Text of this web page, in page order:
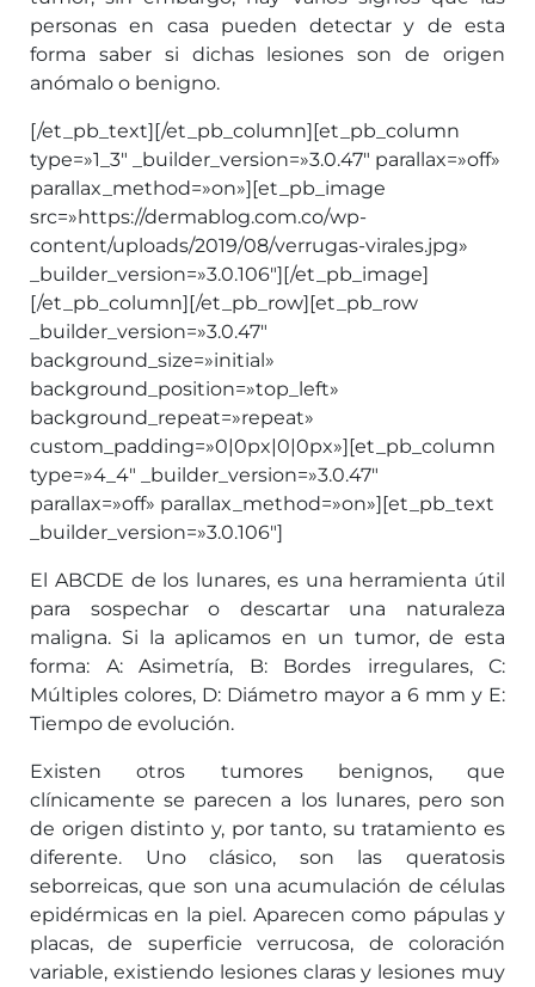
personas en casa pueden detectar y de esta
forma saber si dichas lesiones son de origen
anómalo o benigno.
[/et_pb_text][/et_pb_column][et_pb_column
type=»1_3″ _builder_version=»3.0.47″ parallax=»off»
parallax_method=»on»][et_pb_image
src=»https://dermablog.com.co/wp-
content/uploads/2019/08/verrugas-virales.jpg»
_builder_version=»3.0.106″][/et_pb_image]
[/et_pb_column][/et_pb_row][et_pb_row
_builder_version=»3.0.47″
background_size=»initial»
background_position=»top_left»
background_repeat=»repeat»
custom_padding=»0|0px|0|0px»][et_pb_column
type=»4_4″ _builder_version=»3.0.47″
parallax=»off» parallax_method=»on»][et_pb_text
_builder_version=»3.0.106″]
El ABCDE de los lunares, es una herramienta útil
para sospechar o descartar una naturaleza
maligna. Si la aplicamos en un tumor, de esta
forma: A: Asimetría, B: Bordes irregulares, C:
Múltiples colores, D: Diámetro mayor a 6 mm y E:
Tiempo de evolución.
Existen otros tumores benignos, que
clínicamente se parecen a los lunares, pero son
de origen distinto y, por tanto, su tratamiento es
diferente. Uno clásico, son las queratosis
seborreicas, que son una acumulación de células
epidérmicas en la piel. Aparecen como pápulas y
placas, de superficie verrucosa, de coloración
variable, existiendo lesiones claras y lesiones muy